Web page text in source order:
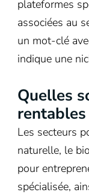
plateformes
associées au
un mot-clé
indique une
Quelles
Les secteurs
naturelle, le
pour
spécialisée,